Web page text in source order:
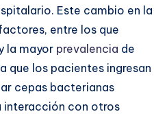
Este cambio en la
entre los que
la mayor prevalencia de
que los pacientes ingresan
cepas bacterianas
interacción con otros